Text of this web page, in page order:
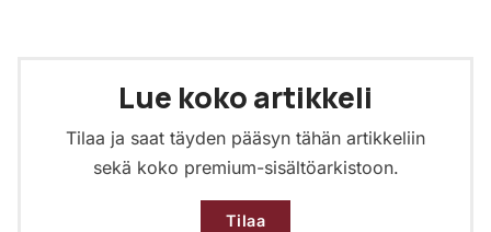
Lue koko artikkeli
Tilaa ja saat täyden pääsyn tähän artikkeliin
sekä koko premium-sisältöarkistoon.
Tilaa